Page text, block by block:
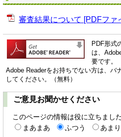
審査結果について [PDFファ
PDF形式
は、
要です。
Adobe Readerをお持ちでない方は、バ
してください。（無料）
ご意見お聞かせください
このページの情報は役に立ちまし
まあまあ
ふつう あまり